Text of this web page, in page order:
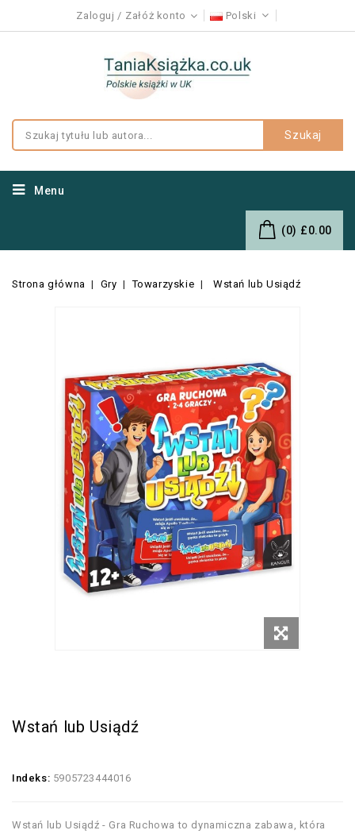
Zaloguj Załóż konto Polski
Szukaj
Menu
(0) £0.00
Strona główna Gry Towarzyskie Wstań lub Usiądź
Wstań lub Usiądź
Indeks: 5905723444016
Wstań lub Usiądź - Gra Ruchowa to dynamiczna zabawa, która